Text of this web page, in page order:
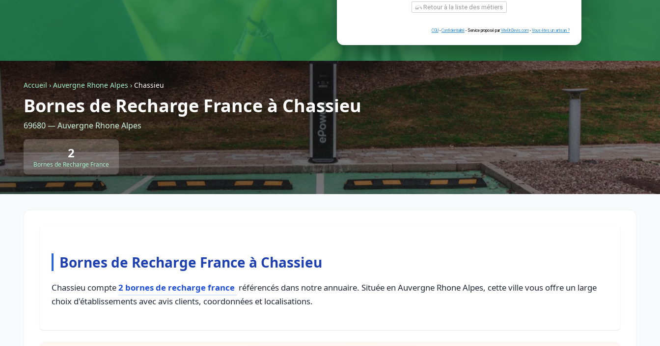
Je ne sais pas
Retour à la liste des métiers
Confidentialité - Service proposé par ViteUnDevis.com-
Accueil › Auvergne Rhone Alpes › Chassieu
Bornes de Recharge France à Chassieu
69680 — Auvergne Rhone Alpes
2
Bornes de Recharge France
Bornes de Recharge France à Chassieu
Chassieu compte2 bornes de recharge france référencés dans notre annuaire. Située en Auvergne Rhone Alpes, cette ville vous offre un large
choix d'établissements avec avis clients, coordonnées et localisations.